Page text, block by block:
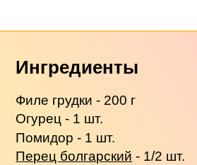
Ингредиенты
Филе грудки - 200 г
Огурец - 1 шт.
Помидор - 1 шт.
Перец болгарский - 1/2 шт.